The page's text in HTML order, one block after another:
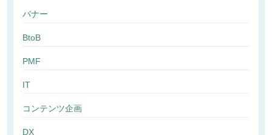
バナー
BtoB
PMF
IT
コンテンツ企画
DX